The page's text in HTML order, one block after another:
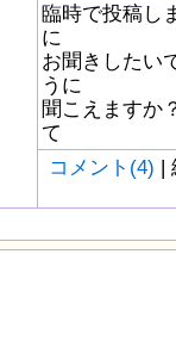
臨時で投稿し
に
お聞きしたい
うに
聞こえますか
て
コメント(4) |